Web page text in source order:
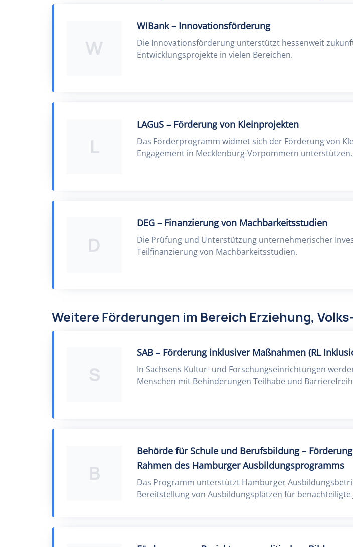
W
WIBank – Innovationsförderung
Die Innovationsförderung unterstützt hessenweit
Entwicklungsprojekte in vielen Bereichen.
L
LAGuS – Förderung von Kleinprojekten
Das Förderprogramm widmet sich der Förderung von
Engagement in Mecklenburg-Vorpommern unterstützen.
D
DEG – Finanzierung von Machbarkeitsstudien
Die Prüfung und Unterstützung unternehmerischer
Teilfinanzierung von Machbarkeitsstudien.
Weitere Förderungen im Bereich Erziehung,
S
SAB – Förderung inklusiver Maßnahmen (RL
In Sachsens Kultur- und Forschungseinrichtungen
Menschen mit Behinderungen Teilhabe und
B
Behörde für Schule und Berufsbildung –
Rahmen des Hamburger Ausbildungsprogramms
Das Programm unterstützt Hamburger
Bereitstellung von Ausbildungsplätzen für benachteiligte